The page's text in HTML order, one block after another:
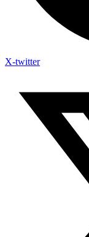
X-twitter